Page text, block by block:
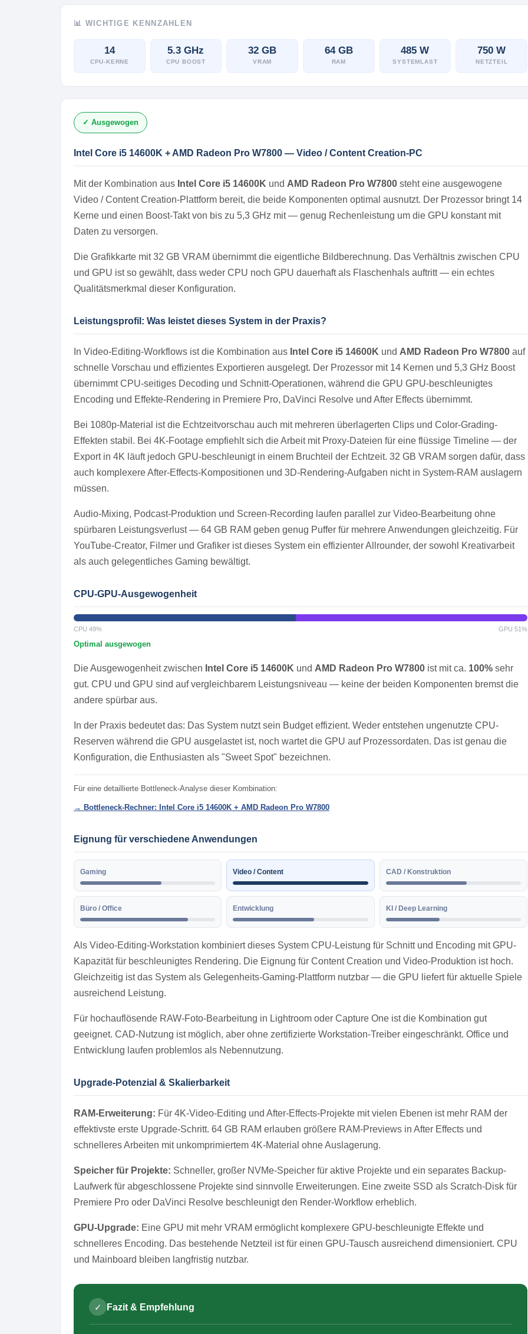
📊 WICHTIGE KENNZAHLEN
14
CPU-KERNE
5.3 GHz
CPU BOOST
32 GB
VRAM
64 GB
RAM
485 W
SYSTEMLAST
750 W
NETZTEIL
✓ Ausgewogen
Intel Core i5 14600K + AMD Radeon Pro W7800 — Video / Content Creation-PC
Mit der Kombination aus Intel Core i5 14600K und AMD Radeon Pro W7800 steht eine ausgewogene
Video / Content Creation-Plattform bereit, die beide Komponenten optimal ausnutzt. Der Prozessor bringt 14
Kerne und einen Boost-Takt von bis zu 5,3 GHz mit — genug Rechenleistung um die GPU konstant mit
Daten zu versorgen.
Die Grafikkarte mit 32 GB VRAM übernimmt die eigentliche Bildberechnung. Das Verhältnis zwischen CPU
und GPU ist so gewählt, dass weder CPU noch GPU dauerhaft als Flaschenhals auftritt — ein echtes
Qualitätsmerkmal dieser Konfiguration.
Leistungsprofil: Was leistet dieses System in der Praxis?
In Video-Editing-Workflows ist die Kombination aus Intel Core i5 14600K und AMD Radeon Pro W7800 auf
schnelle Vorschau und effizientes Exportieren ausgelegt. Der Prozessor mit 14 Kernen und 5,3 GHz Boost
übernimmt CPU-seitiges Decoding und Schnitt-Operationen, während die GPU GPU-beschleunigtes
Encoding und Effekte-Rendering in Premiere Pro, DaVinci Resolve und After Effects übernimmt.
Bei 1080p-Material ist die Echtzeitvorschau auch mit mehreren überlagerten Clips und Color-Grading-
Effekten stabil. Bei 4K-Footage empfiehlt sich die Arbeit mit Proxy-Dateien für eine flüssige Timeline — der
Export in 4K läuft jedoch GPU-beschleunigt in einem Bruchteil der Echtzeit. 32 GB VRAM sorgen dafür, dass
auch komplexere After-Effects-Kompositionen und 3D-Rendering-Aufgaben nicht in System-RAM auslagern
müssen.
Audio-Mixing, Podcast-Produktion und Screen-Recording laufen parallel zur Video-Bearbeitung ohne
spürbaren Leistungsverlust — 64 GB RAM geben genug Puffer für mehrere Anwendungen gleichzeitig. Für
YouTube-Creator, Filmer und Grafiker ist dieses System ein effizienter Allrounder, der sowohl Kreativarbeit
als auch gelegentliches Gaming bewältigt.
CPU-GPU-Ausgewogenheit
CPU 49% GPU 51%
Optimal ausgewogen
Die Ausgewogenheit zwischen Intel Core i5 14600K und AMD Radeon Pro W7800 ist mit ca. 100% sehr
gut. CPU und GPU sind auf vergleichbarem Leistungsniveau — keine der beiden Komponenten bremst die
andere spürbar aus.
In der Praxis bedeutet das: Das System nutzt sein Budget effizient. Weder entstehen ungenutzte CPU-
Reserven während die GPU ausgelastet ist, noch wartet die GPU auf Prozessordaten. Das ist genau die
Konfiguration, die Enthusiasten als "Sweet Spot" bezeichnen.
Für eine detaillierte Bottleneck-Analyse dieser Kombination:
→ Bottleneck-Rechner: Intel Core i5 14600K + AMD Radeon Pro W7800
Eignung für verschiedene Anwendungen
Gaming Video / Content CAD / Konstruktion
Büro / Office Entwicklung KI / Deep Learning
Als Video-Editing-Workstation kombiniert dieses System CPU-Leistung für Schnitt und Encoding mit GPU-
Kapazität für beschleunigtes Rendering. Die Eignung für Content Creation und Video-Produktion ist hoch.
Gleichzeitig ist das System als Gelegenheits-Gaming-Plattform nutzbar — die GPU liefert für aktuelle Spiele
ausreichend Leistung.
Für hochauflösende RAW-Foto-Bearbeitung in Lightroom oder Capture One ist die Kombination gut
geeignet. CAD-Nutzung ist möglich, aber ohne zertifizierte Workstation-Treiber eingeschränkt. Office und
Entwicklung laufen problemlos als Nebennutzung.
Upgrade-Potenzial & Skalierbarkeit
RAM-Erweiterung: Für 4K-Video-Editing und After-Effects-Projekte mit vielen Ebenen ist mehr RAM der
effektivste erste Upgrade-Schritt. 64 GB RAM erlauben größere RAM-Previews in After Effects und
schnelleres Arbeiten mit unkomprimiertem 4K-Material ohne Auslagerung.
Speicher für Projekte: Schneller, großer NVMe-Speicher für aktive Projekte und ein separates Backup-
Laufwerk für abgeschlossene Projekte sind sinnvolle Erweiterungen. Eine zweite SSD als Scratch-Disk für
Premiere Pro oder DaVinci Resolve beschleunigt den Render-Workflow erheblich.
GPU-Upgrade: Eine GPU mit mehr VRAM ermöglicht komplexere GPU-beschleunigte Effekte und
schnelleres Encoding. Das bestehende Netzteil ist für einen GPU-Tausch ausreichend dimensioniert. CPU
und Mainboard bleiben langfristig nutzbar.
✓ Fazit & Empfehlung